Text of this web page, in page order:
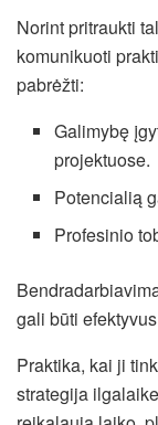
Norint pritraukti
komunikuoti
pabrėžti:
Galimybę
projektuose.
Potencialią
Profesinio
gali būti
Praktika, kai ji
strategija